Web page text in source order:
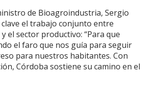
de Bioagroindustria, Sergio
el trabajo conjunto entre
el sector productivo: “Para que
el faro que nos guía para seguir
para nuestros habitantes. Con
Córdoba sostiene su camino en el